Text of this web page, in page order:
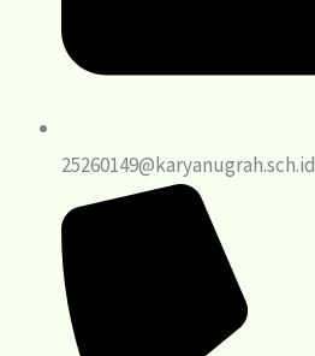
25260149@karyanugrah.sch.id